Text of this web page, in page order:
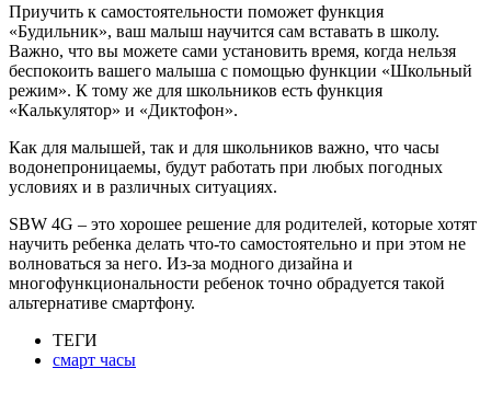
Приучить к самостоятельности поможет функция
«Будильник», ваш малыш научится сам вставать в школу.
Важно, что вы можете сами установить время, когда нельзя
беспокоить вашего малыша с помощью функции «Школьный
режим». К тому же для школьников есть функция
«Калькулятор» и «Диктофон».
Как для малышей, так и для школьников важно, что часы
водонепроницаемы, будут работать при любых погодных
условиях и в различных ситуациях.
SBW 4G – это хорошее решение для родителей, которые хотят
научить ребенка делать что-то самостоятельно и при этом не
волноваться за него. Из-за модного дизайна и
многофункциональности ребенок точно обрадуется такой
альтернативе смартфону.
ТЕГИ
смарт часы